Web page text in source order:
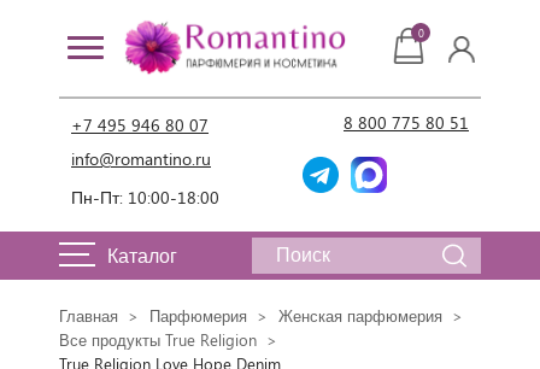
+7 495 946 80 07
info@romantino.ru
Пн-Пт: 10:00-18:00
8 800 775 80 51
0
Каталог
Главная Парфюмерия
Женская парфюмерия
Все продукты True Religion
True Religion Love Hope Denim